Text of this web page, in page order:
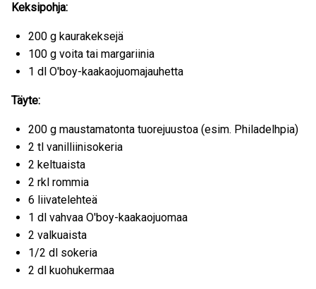
Keksipohja:
200 g kaurakeksejä
100 g voita tai margariinia
1 dl O'boy-kaakaojuomajauhetta
Täyte:
200 g maustamatonta tuorejuustoa (esim. Philadelhpia)
2 tl vanilliinisokeria
2 keltuaista
2 rkl rommia
6 liivatelehteä
1 dl vahvaa O'boy-kaakaojuomaa
2 valkuaista
1/2 dl sokeria
2 dl kuohukermaa